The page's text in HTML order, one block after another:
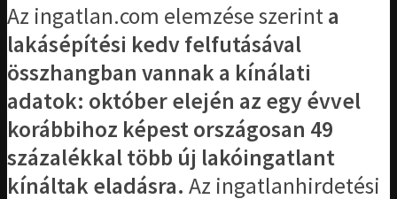
Az ingatlan.com elemzése szerinta
lakásépítési kedv felfutásával
összhangban vannak a kínálati
adatok: október elején az egy évvel
korábbihoz képest országosan 49
százalékkal több új lakóingatlant
kínáltak eladásra. Az ingatlanhirdetési